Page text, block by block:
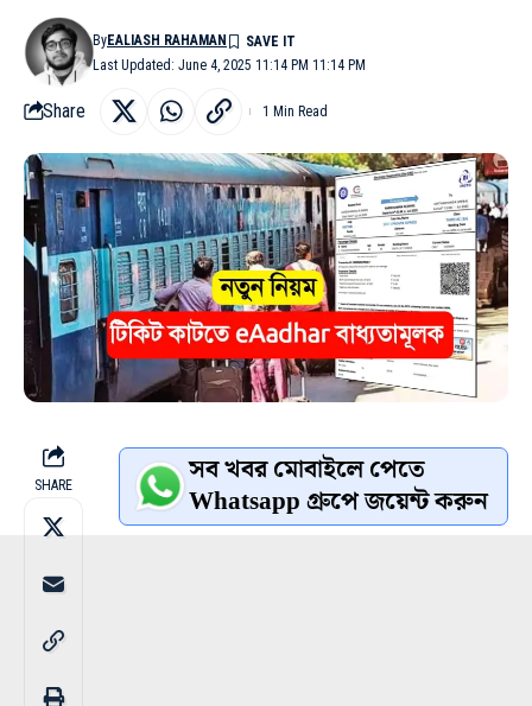
Last Updated: June 4, 2025 11:14 PM 11:14 PM
ByEALIASH RAHAMAN
Share 1 Min Read
SHARE সব খবর মোবাইলে পেতে
Whatsapp গ্রুপে জয়েন্ট করুন